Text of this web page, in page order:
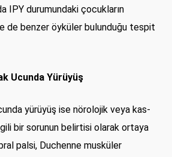
IPY durumundaki çocukların
de benzer öyküler bulunduğu tespit
Ucunda Yürüyüş
yürüyüş ise nörolojik veya kas-
bir sorunun belirtisi olarak ortaya
palsi, Duchenne musküler